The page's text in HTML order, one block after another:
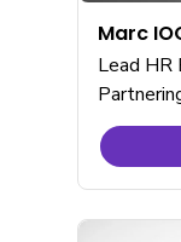
Marc
Lead HR